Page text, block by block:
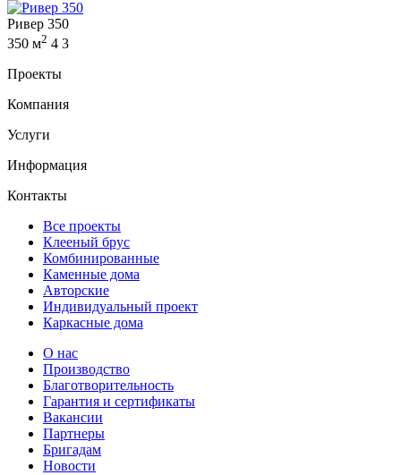
Ривер 350
350 м2 4 3
Проекты
Компания
Услуги
Информация
Контакты
Все проекты
Клееный брус
Комбинированные
Каменные дома
Авторские
Индивидуальный проект
Каркасные дома
О нас
Производство
Благотворительность
Гарантия и сертификаты
Вакансии
Партнеры
Бригадам
Новости